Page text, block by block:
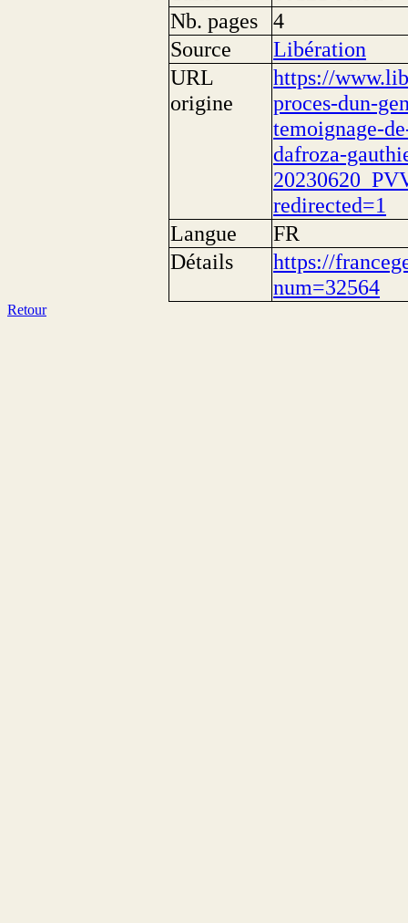
Nb. pages
4
Source
Libération
URL
origine
https://
proces-dun-
temoignage-
dafroza-
redirected=1
Langue
FR
Détails
https://
num=32564
Retour